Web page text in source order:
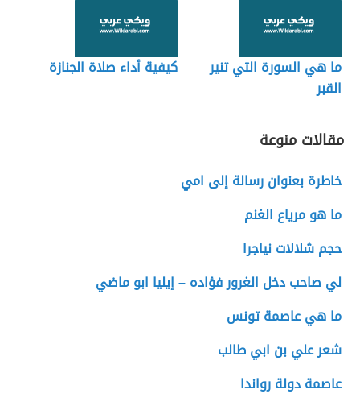
ما هي السورة التي تنير
القبر
كيفية أداء صلاة الجنازة
مقالات منوعة
خاطرة بعنوان رسالة إلى امي
ما هو مرياع الغنم
حجم شلالات نياجرا
لي صاحب دخل الغرور فؤاده – إيليا ابو ماضي
ما هي عاصمة تونس
شعر علي بن ابي طالب
عاصمة دولة رواندا